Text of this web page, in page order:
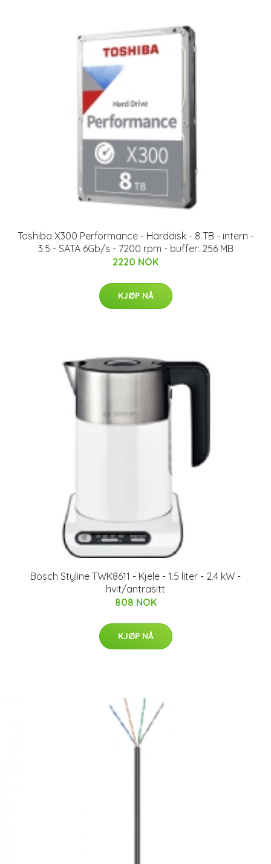
Toshiba X300 Performance - Harddisk - 8 TB - intern -
3.5 - SATA 6Gb/s - 7200 rpm - buffer: 256 MB
2220 NOK
KJØP NÅ
Bosch Styline TWK8611 - Kjele - 1.5 liter - 2.4 kW -
hvit/antrasitt
808 NOK
KJØP NÅ